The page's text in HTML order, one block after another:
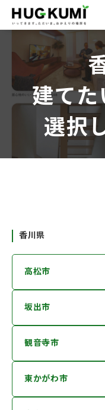
建てた
選択
香川県
高松市
坂出市
観音寺市
東かがわ市